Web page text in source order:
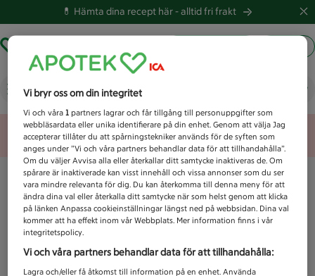
💊 Hämta dina recept här -alltid fri frakt
Vad letar du efter idag?
Unknown error
Vi bryr oss om din integritet
Vi och våra1 partners lagrar och får tillgång till personuppgifter som
webbläsardata eller unika identifierare på din enhet. Genom att välja Jag
accepterar tillåter du att spårningstekniker används för de syften som
anges under ”Vi och våra partners behandlar data för att tillhandahålla”.
Om du väljer Avvisa alla eller återkallar ditt samtycke inaktiveras de. Om
spårare är inaktiverade kan visst innehåll och vissa annonser som du ser
vara mindre relevanta för dig. Du kan återkomma till denna meny för att
ändra dina val eller återkalla ditt samtycke när som helst genom att klicka
på länken Anpassa cookieinställningar längst ned på webbsidan. Dina val
kommer att ha effekt inom vår Webbplats. Mer information finns i vår
integritetspolicy.
Vi och våra partners behandlar data för att tillhandahålla:
Lagra och/eller få åtkomst till information på en enhet. Använda